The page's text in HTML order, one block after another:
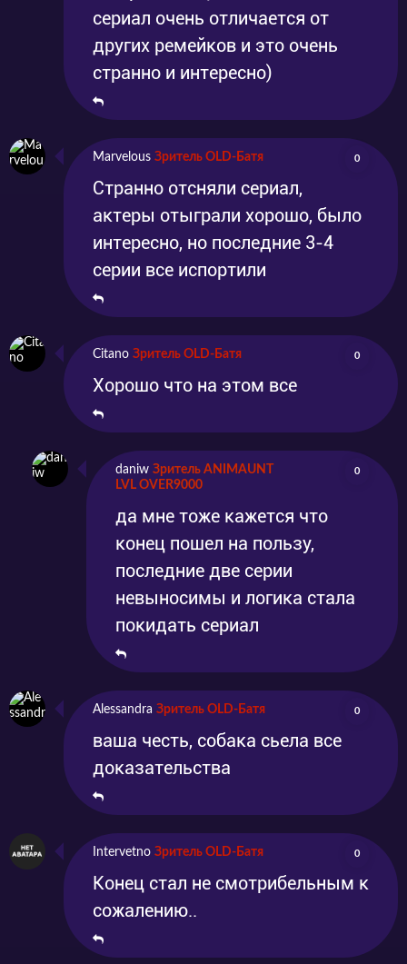
сериал очень отличается от
других ремейков и это очень
странно и интересно)
Marvelous Зритель OLD-Батя 0
Странно отсняли сериал,
актеры отыграли хорошо, было
интересно, но последние 3-4
серии все испортили
Citano Зритель OLD-Батя 0
Хорошо что на этом все
daniw Зритель ANIMAUNT
LVL OVER9000
0
да мне тоже кажется что
конец пошел на пользу,
последние две серии
невыносимы и логика стала
покидать сериал
Alessandra Зритель OLD-Батя 0
ваша честь, собака сьела все
доказательства
Intervetno Зритель OLD-Батя 0
Конец стал не смотрибельным к
сожалению..